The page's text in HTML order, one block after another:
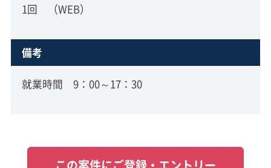
1回 （WEB）
備考
就業時間 9：00～17：30